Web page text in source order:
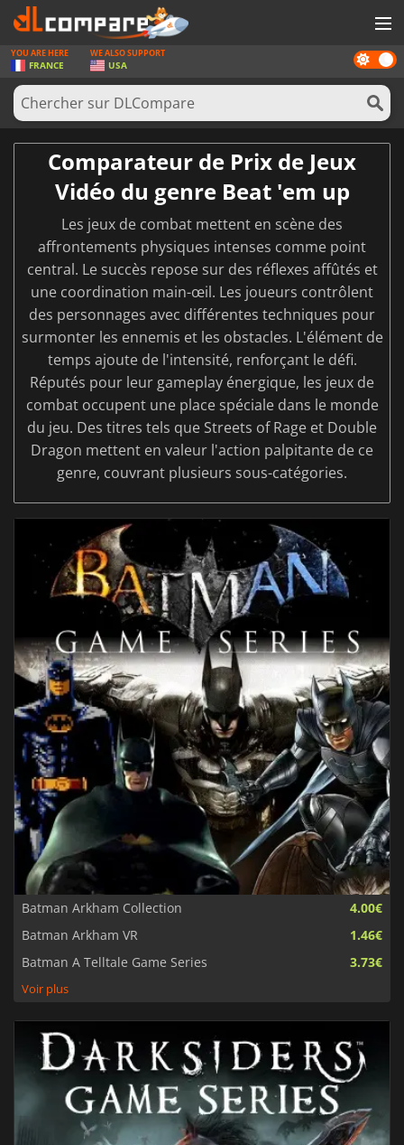
JEUX
CARTES PRÉPAYÉES
LOGICIELS
CONCOURS
NEWS
SE CONNECTER OU S'INSCRIRE
Dark
mode
YOU ARE HERE
FRANCE
WE ALSO SUPPORT
USA
Comparateur de Prix de Jeux
Vidéo du genre Beat 'em up
Les jeux de combat mettent en scène des
affrontements physiques intenses comme point
central. Le succès repose sur des réflexes affûtés et
une coordination main-œil. Les joueurs contrôlent
des personnages avec différentes techniques pour
surmonter les ennemis et les obstacles. L'élément de
temps ajoute de l'intensité, renforçant le défi.
Réputés pour leur gameplay énergique, les jeux de
combat occupent une place spéciale dans le monde
du jeu. Des titres tels que Streets of Rage et Double
Dragon mettent en valeur l'action palpitante de ce
genre, couvrant plusieurs sous-catégories.
Batman Arkham Collection
4.00€
Batman Arkham VR
1.46€
Batman A Telltale Game Series
3.73€
Voir plus